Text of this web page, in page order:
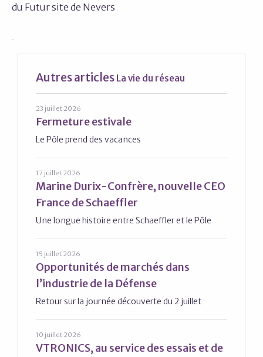
du Futur site de Nevers
Autres articles La vie du réseau
23 juillet 2026
Fermeture estivale
Le Pôle prend des vacances
17 juillet 2026
Marine Durix-Confrère, nouvelle CEO
France de Schaeffler
Une longue histoire entre Schaeffler et le Pôle
15 juillet 2026
Opportunités de marchés dans
l’industrie de la Défense
Retour sur la journée découverte du 2 juillet
10 juillet 2026
VTRONICS, au service des essais et de